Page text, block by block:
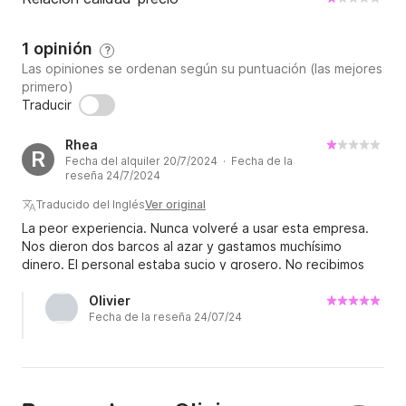
106" para hacerte vivir una experiencia extraordinaria.
Nos vemos pronto,
1 opinión ?
Las opiniones se ordenan según su puntuación (las mejores
primero)
Traducir
R
Rhea
Fecha del alquiler 20/7/2024 · Fecha de la
reseña 24/7/2024
Traducido del InglésVer original
La peor experiencia. Nunca volveré a usar esta empresa.
Nos dieron dos barcos al azar y gastamos muchísimo
dinero. El personal estaba sucio y grosero. No recibimos
constantemente pedían más dinero.
Olivier
Fecha de la reseña 24/07/24